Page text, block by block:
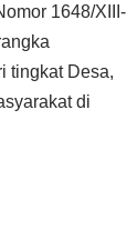
1648/XIII-
tingkat Desa,
di